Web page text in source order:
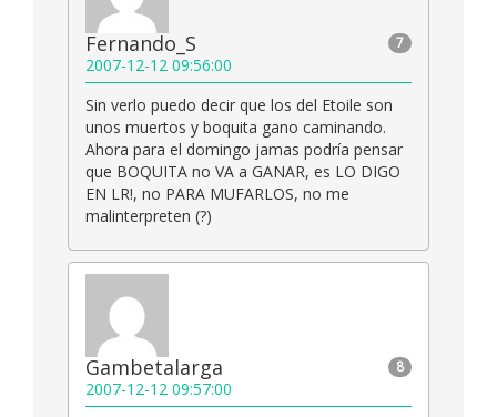
7
Fernando_S
2007-12-12 09:56:00
Sin verlo puedo decir que los del Etoile son
unos muertos y boquita gano caminando.
Ahora para el domingo jamas podría pensar
que BOQUITA no VA a GANAR, es LO DIGO
EN LR!, no PARA MUFARLOS, no me
malinterpreten (?)
8
Gambetalarga
2007-12-12 09:57:00